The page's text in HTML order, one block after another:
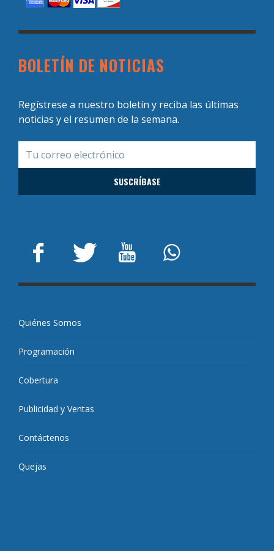
BOLETÍN DE NOTICIAS
Regístrese a nuestro boletín y reciba las últimas
noticias y el resumen de la semana.
Quiénes Somos
Programación
Cobertura
Publicidad y Ventas
Contáctenos
Quejas